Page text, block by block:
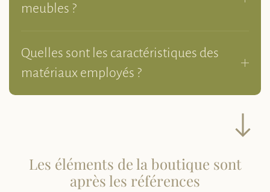
meubles ?
Quelles sont les caractéristiques des
matériaux employés ?
Les éléments de la boutique sont
après les références